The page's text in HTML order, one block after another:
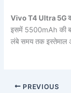
Vivo T4 Ultra 5G की
इसमें 5500mAh की
लंबे समय तक इस्तेमाल
PREVIOUS